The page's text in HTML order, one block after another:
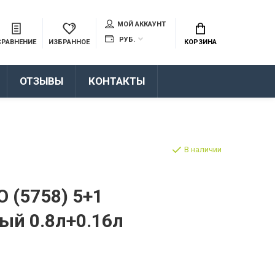
ИЗБРАННОЕ
МОЙ АККАУНТ
РУБ.
КОРЗИНА
ОТЗЫВЫ КОНТАКТЫ
(5758) 5+1
0.8л+0.16л
В наличии